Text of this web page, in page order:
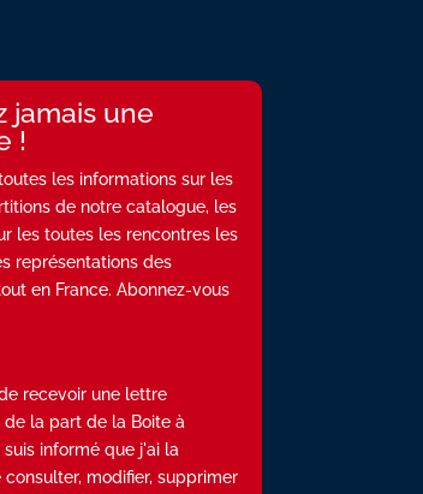
jamais une
!
les informations sur les
de notre catalogue, les
les toutes les rencontres les
représentations des
en France. Abonnez-vous
recevoir une lettre
la part de la Boite à
suis informé que j'ai la
modifier, supprimer